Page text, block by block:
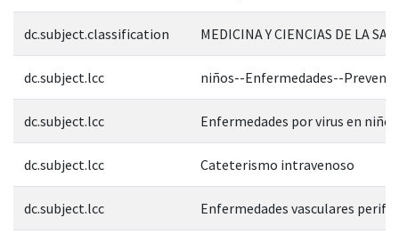
dc.subject.classification MEDICINA Y CIENCIAS DE LA
dc.subject.lcc niños--Enfermedades--
dc.subject.lcc Enfermedades por virus en niños
dc.subject.lcc Cateterismo intravenoso
dc.subject.lcc Enfermedades vasculares